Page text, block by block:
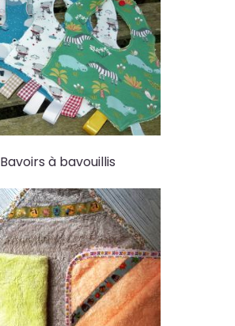
Bavoirs à bavouillis